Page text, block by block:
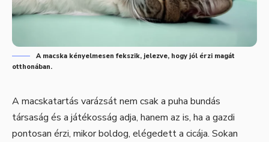
A macska kényelmesen fekszik, jelezve, hogy jól érzi magát
otthonában.
A macskatartás varázsát nem csak a puha bundás
társaság és a játékosság adja, hanem az is, ha a gazdi
pontosan érzi, mikor boldog, elégedett a cicája. Sokan